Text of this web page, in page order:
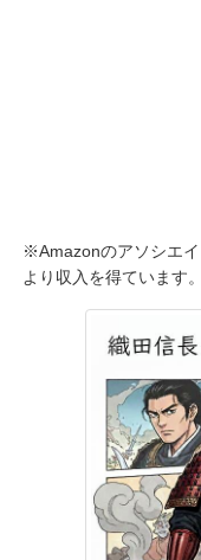
※Amazonのアソシエ
より収入を得ています。